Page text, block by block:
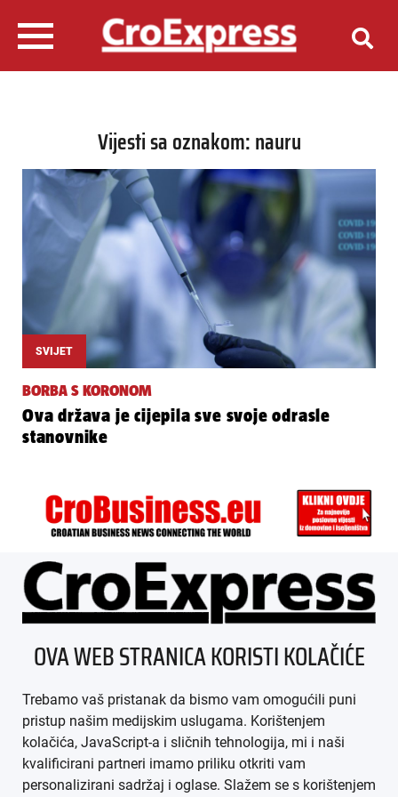
Vijesti sa oznakom: nauru
SVIJET
BORBA S KORONOM
Ova država je cijepila sve svoje odrasle
stanovnike
ÜBER UNS
IMPRESSUM
AGB
DATENSCHUTZ
OVA WEB STRANICA KORISTI KOLAČIĆE
Trebamo vaš pristanak da bismo vam omogućili puni
pristup našim medijskim uslugama. Korištenjem
kolačića, JavaScript-a i sličnih tehnologija, mi i naši
kvalificirani partneri imamo priliku otkriti vam
personalizirani sadržaj i oglase. Slažem se s korištenjem